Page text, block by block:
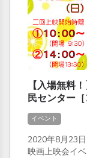
【入場無料
民センター
イベント
2020年8月23
映画上映会イベ